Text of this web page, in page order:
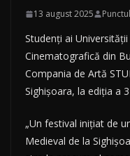
13 august 2025 Punctul
Studenţi ai
Cinematografică din
Compania de Artă
Sighişoara, la ediţia a
„Un festival iniţiat de
Medieval de la